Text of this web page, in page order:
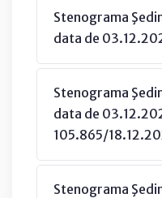
Stenograma
data de
Stenograma
data de
105.865/
Stenograma